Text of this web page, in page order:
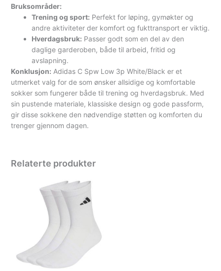
Bruksområder:
Trening og sport: Perfekt for løping, gymøkter og
andre aktiviteter der komfort og fukttransport er viktig.
Hverdagsbruk: Passer godt som en del av den
daglige garderoben, både til arbeid, fritid og
avslapning.
Konklusjon: Adidas C Spw Low 3p White/Black er et
utmerket valg for de som ønsker allsidige og komfortable
sokker som fungerer både til trening og hverdagsbruk. Med
sin pustende materiale, klassiske design og gode passform,
gir disse sokkene den nødvendige støtten og komforten du
trenger gjennom dagen.
Relaterte produkter